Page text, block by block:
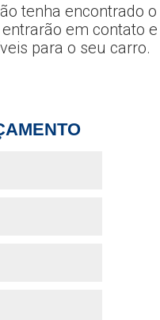
tenha encontrado
em contato
para o seu carro.